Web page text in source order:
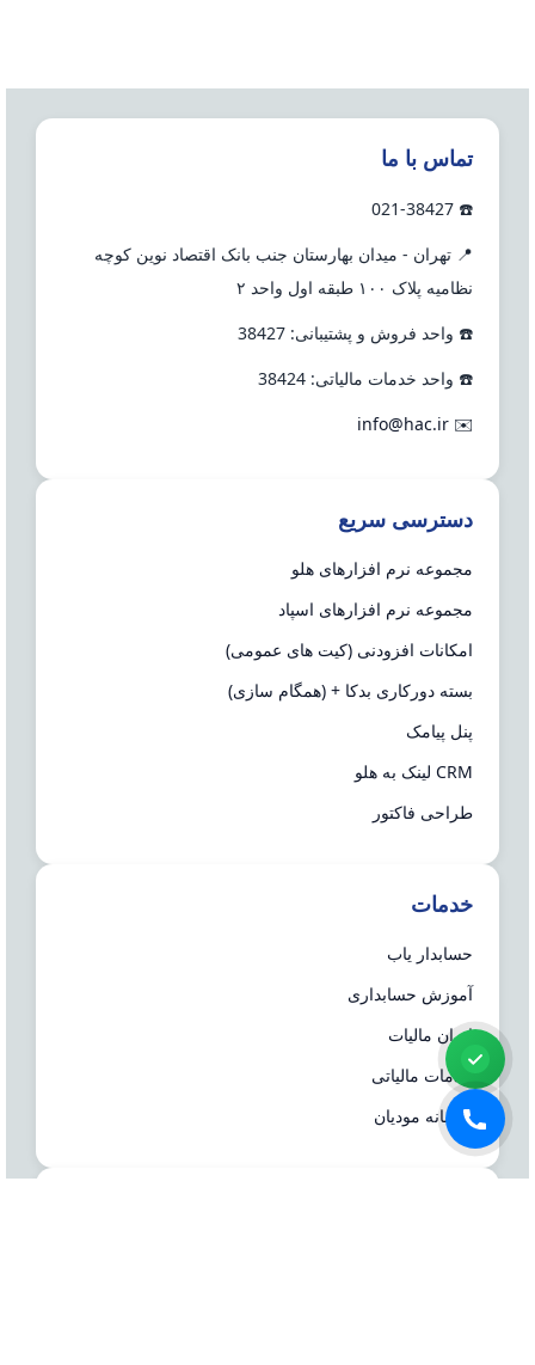
تماس با ما
☎️ 021-38427
📍 تهران - میدان بهارستان جنب بانک اقتصاد نوین کوچه
نظامیه پلاک ۱۰۰ طبقه اول واحد ۲
☎️ واحد فروش و پشتیبانی: 38427
☎️ واحد خدمات مالیاتی: 38424
✉️
info@hac.ir
دسترسی سریع
مجموعه نرم افزارهای هلو
مجموعه نرم افزارهای اسپاد
امکانات افزودنی (کیت های عمومی)
بسته دورکاری بدکا + (همگام سازی)
پنل پیامک
CRM لینک به هلو
طراحی فاکتور
خدمات
حسابدار یاب
آموزش حسابداری
ایران مالیات
خدمات مالیاتی
سامانه مودیان